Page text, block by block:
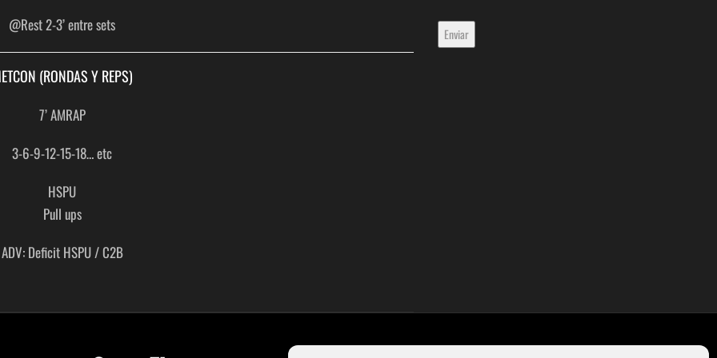
@Rest 2-3’ entre sets
(RONDAS Y REPS)
7’ AMRAP
3-6-9-12-15-18… etc
HSPU
Pull ups
ADV: Deficit HSPU / C2B